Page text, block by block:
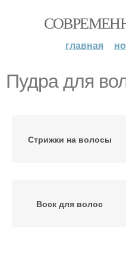
главная
Пудра для
Стрижки на волосы
Воск для волос